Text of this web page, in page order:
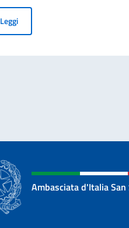
Leggi"SOTTO LA CUPOLA"
Ambasciata d'Italia San